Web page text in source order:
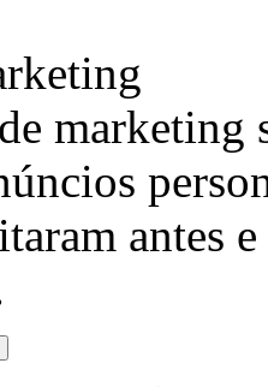
marketing
antes